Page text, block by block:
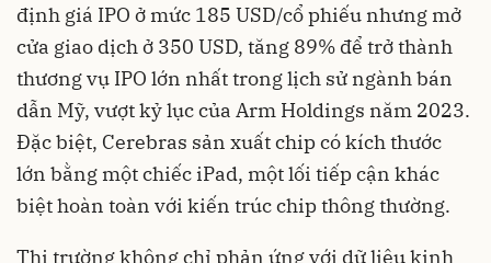
định giá IPO ở mức 185 USD/cổ phiếu nhưng mở
cửa giao dịch ở 350 USD, tăng 89% để trở thành
thương vụ IPO lớn nhất trong lịch sử ngành bán
dẫn Mỹ, vượt kỷ lục của Arm Holdings năm 2023.
Đặc biệt, Cerebras sản xuất chip có kích thước
lớn bằng một chiếc iPad, một lối tiếp cận khác
biệt hoàn toàn với kiến trúc chip thông thường.
Thị trường không chỉ phản ứng với dữ liệu kinh